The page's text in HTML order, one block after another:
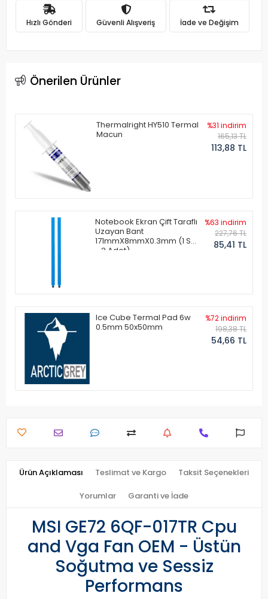
Hızlı Gönderi Güvenli Alışveriş İade ve Değişim
Önerilen Ürünler
Thermalright HY510 Termal
Macun
%31 indirim
165,13 TL
113,88 TL
Notebook Ekran Çift Taraflı
Uzayan Bant
171mmX8mmX0.3mm (1 Set
- 2 Adet)
%63 indirim
227,76 TL
85,41 TL
Ice Cube Termal Pad 6w
0.5mm 50x50mm
%72 indirim
198,38 TL
54,66 TL
Ürün Açıklaması Teslimat ve Kargo Taksit Seçenekleri
Yorumlar Garanti ve İade
MSI GE72 6QF-017TR Cpu
and Vga Fan OEM - Üstün
Soğutma ve Sessiz
Performans